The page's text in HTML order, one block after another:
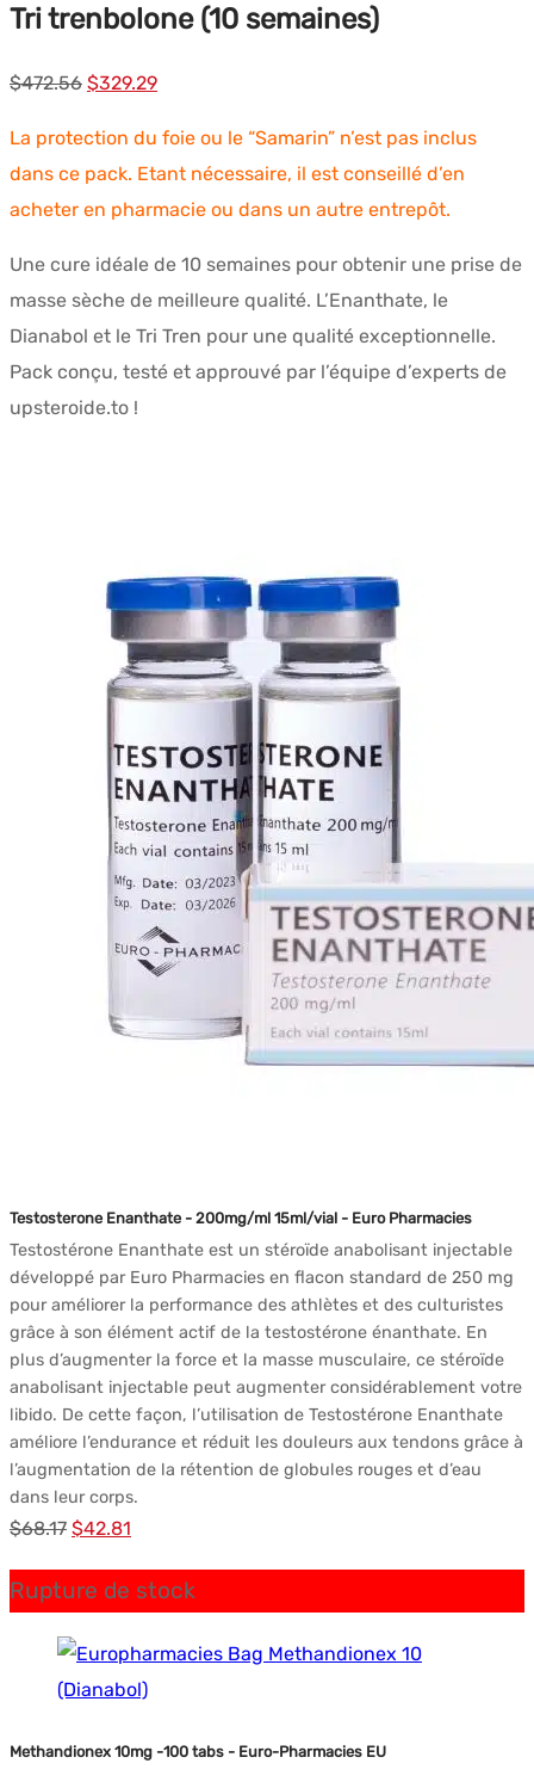
Tri trenbolone (10 semaines)
$472.56 Le
était :
$472.56.
$329.29Le
La protection du foie ou le “Samarin” n’est pas inclus
dans ce pack. Etant nécessaire, il est conseillé d’en
acheter en pharmacie ou dans un autre entrepôt.
Une cure idéale de 10 semaines pour obtenir une prise de
masse sèche de meilleure qualité. L’Enanthate, le
Dianabol et le Tri Tren pour une qualité exceptionnelle.
Pack conçu, testé et approuvé par l’équipe d’experts de
upsteroide.to !
Testosterone Enanthate - 200mg/ml 15ml/vial - Euro Pharmacies
Testostérone Enanthate est un stéroïde anabolisant injectable
développé par Euro Pharmacies en flacon standard de 250 mg
pour améliorer la performance des athlètes et des culturistes
grâce à son élément actif de la testostérone énanthate. En
plus d’augmenter la force et la masse musculaire, ce stéroïde
anabolisant injectable peut augmenter considérablement votre
libido. De cette façon, l’utilisation de Testostérone Enanthate
améliore l’endurance et réduit les douleurs aux tendons grâce à
l’augmentation de la rétention de globules rouges et d’eau
dans leur corps.
$68.17 Le
initial
était :
$68.17.
$42.81
actuel
Rupture de stock
Methandionex 10mg -100 tabs - Euro-Pharmacies EU